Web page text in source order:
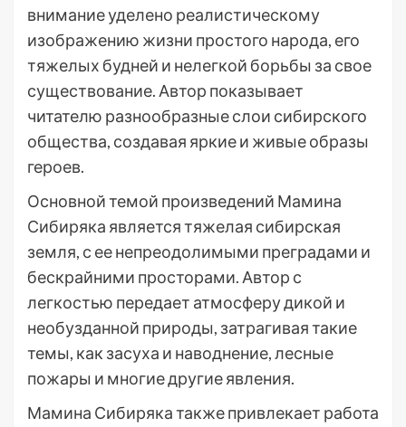
внимание уделено реалистическому
изображению жизни простого народа, его
тяжелых будней и нелегкой борьбы за свое
существование. Автор показывает
читателю разнообразные слои сибирского
общества, создавая яркие и живые образы
героев.
Основной темой произведений Мамина
Сибиряка является тяжелая сибирская
земля, с ее непреодолимыми преградами и
бескрайними просторами. Автор с
легкостью передает атмосферу дикой и
необузданной природы, затрагивая такие
темы, как засуха и наводнение, лесные
пожары и многие другие явления.
Мамина Сибиряка также привлекает работа